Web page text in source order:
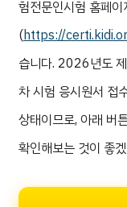
험전문인시험 홈페이
(https://
습니다. 2026년도
차 시험 응시원서 접
상태이므로, 아래 버
확인해보는 것이 좋